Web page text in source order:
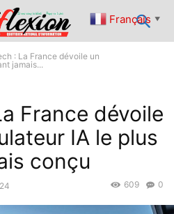
: La France dévoile un
jamais...
France dévoile
IA le plus
conçu
0
609
Français ▼